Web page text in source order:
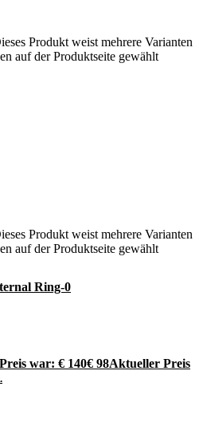
Produkt weist mehrere Varianten
auf der Produktseite gewählt
Produkt weist mehrere Varianten
auf der Produktseite gewählt
war: € 140€ 98Aktueller Preis